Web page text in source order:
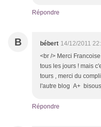
Répondre
B bébert 14/12/2011
<br /> Merci
tous les jours ! mais
tours , merci du
l'autre blog A+
Répondre